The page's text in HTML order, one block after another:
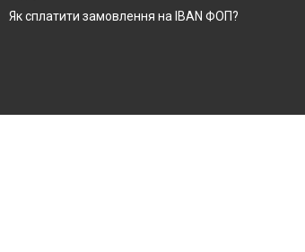
Як сплатити замовлення на IBAN ФОП?